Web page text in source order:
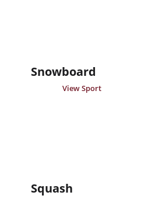
Snowboard
View Sport
Squash